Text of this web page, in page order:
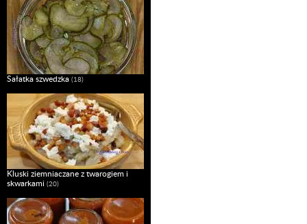
Sałatka szwedzka (18)
Kluski ziemniaczane z twarogiem i
skwarkami (20)